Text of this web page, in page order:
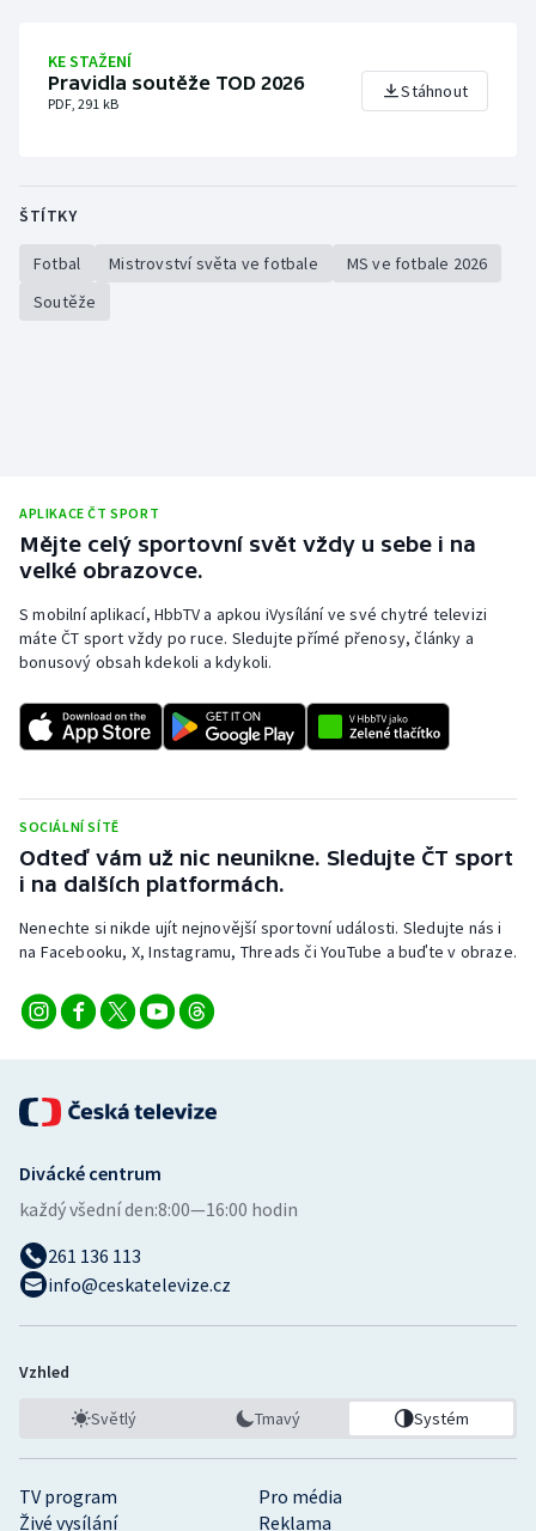
Jezdectví
Krasobruslení
Lezení
Parasport
Plavání
Plážový volejbal
Ragby
Rychlostní kanoistika
Short track
Sportovní střelba
Stolní tenis
Veslování
Vodní slalom
Volejbal
Ostatní
KE STAŽENÍ
Pravidla soutěže TOD 2026
PDF, 291 kB
Stáhnout
ŠTÍTKY
Fotbal Mistrovství světa ve fotbale
MS ve fotbale 2026
Soutěže
APLIKACE ČT SPORT
Mějte celý sportovní svět vždy u sebe i na
velké obrazovce.
S mobilní aplikací, HbbTV a apkou iVysílání ve své chytré televizi
máte ČT sport vždy po ruce. Sledujte přímé přenosy, články a
bonusový obsah kdekoli a kdykoli.
SOCIÁLNÍ SÍTĚ
Odteď vám už nic neunikne. Sledujte ČT sport
i na dalších platformách.
Nenechte si nikde ujít nejnovější sportovní události. Sledujte nás i
na Facebooku, X, Instagramu, Threads či YouTube a buďte v obraze.
TV program
Pro média
Živé vysílání
Reklama
Divácké centrum
každý všední den:8:00—16:00 hodin
261 136 113
info@ceskatelevize.cz
Vzhled
Světlý Tmavý Systém